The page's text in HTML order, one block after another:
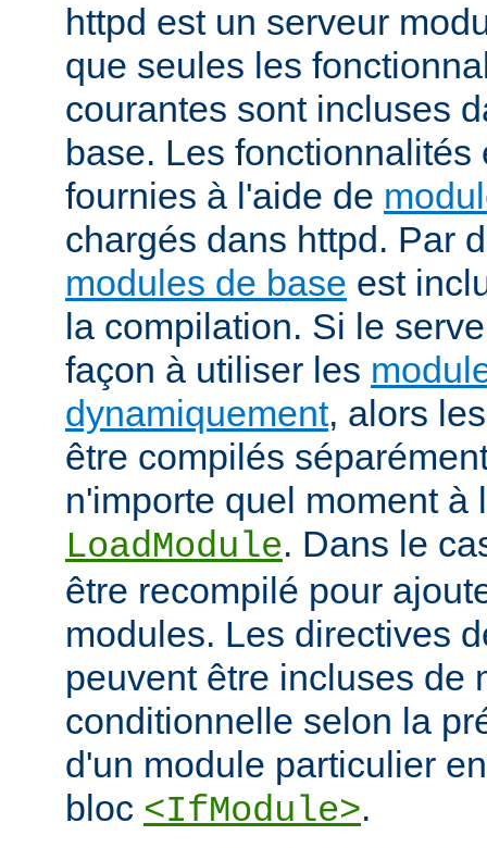
httpd est un serveur
que seules les
courantes sont incluses
base. Les fonctionnalités
fournies à l'aide de
chargés dans httpd. Par
modules de base est
la compilation. Si le
façon à utiliser les
dynamiquement, alors
être compilés
n'importe quel moment à
LoadModule. Dans le
être recompilé pour
modules. Les directives
peuvent être incluses de
conditionnelle selon la
d'un module particulier
bloc <IfModule>.